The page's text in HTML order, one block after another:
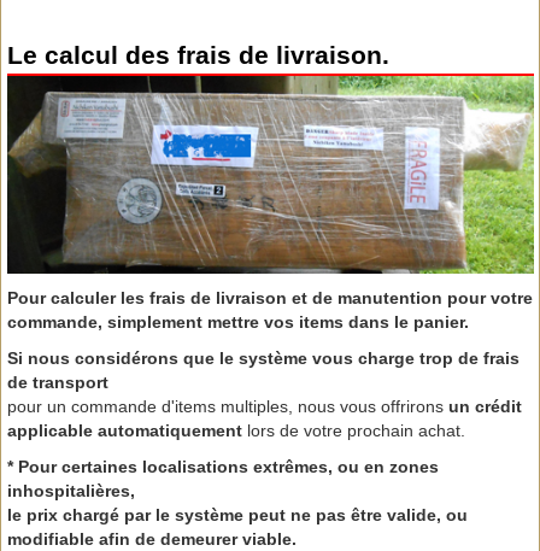
Le calcul des frais de livraison.
Pour calculer les frais de livraison et de manutention pour votre
commande, simplement mettre vos items dans le panier.
Si nous considérons que le système vous charge trop de frais
de transport
pour un commande d'items multiples, nous vous offrirons un crédit
applicable automatiquement lors de votre prochain achat.
*Pour certaines localisations extrêmes, ou en zones
inhospitalières,
le prix chargé par le système peut ne pas être valide, ou
modifiable afin de demeurer viable.